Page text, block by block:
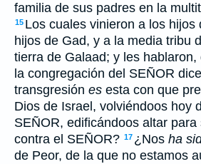
familia de sus padres en la
15 Los cuales vinieron a los hijos
hijos de Gad, y a la media tribu
tierra de Galaad; y les hablaron,
la congregación del SEÑOR
transgresión es esta con que
Dios de Israel, volviéndoos hoy
SEÑOR, edificándoos altar
contra el SEÑOR? 17 ¿Nos ha
de Peor, de la que no estamos